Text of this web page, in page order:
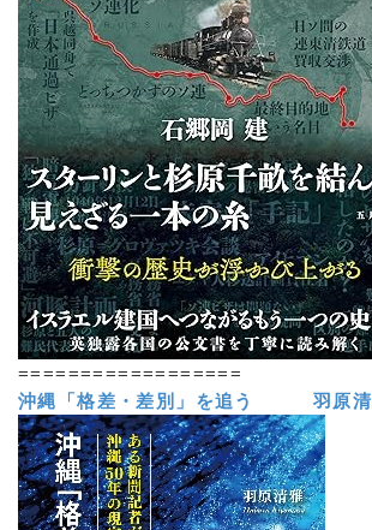
==================
沖縄「格差・差別」を追う 羽原